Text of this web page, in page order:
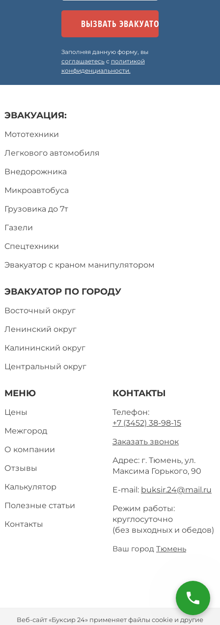
Заполняя данную форму, вы
соглашаетесьс политикой
конфиденциальности.
МЕНЮ
Цены
Межгород
О компании
Отзывы
Калькулятор
Полезные статьи
Контакты
ЭВАКУАЦИЯ:
Мототехники
Легкового автомобиля
Внедорожника
Микроавтобуса
Грузовика до 7т
Газели
Спецтехники
Эвакуатор с краном манипулятором
ЭВАКУАТОР ПО ГОРОДУ
Восточный округ
Ленинский округ
Калининский округ
Центральный округ
КОНТАКТЫ
Телефон:
+7 (3452) 38-98-15
Заказать звонок
Адрес: г. Тюмень, ул.
Максима Горького, 90
E-mail: buksir.24@mail.ru
Режим работы:
круглосуточно
(без выходных и обедов)
Ваш город Тюмень
Веб-сайт «Буксир 24» применяет файлы cookie и другие